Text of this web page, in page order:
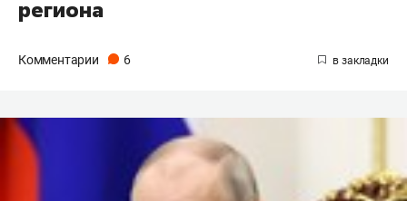
региона
Комментарии 6